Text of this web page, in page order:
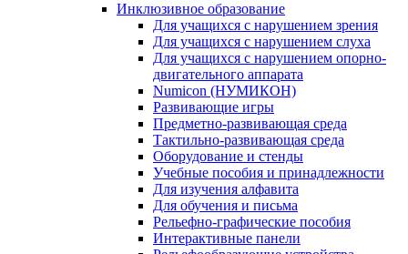
Инклюзивное образование
Для учащихся с нарушением зрения
Для учащихся с нарушением слуха
Для учащихся с нарушением опорно-
двигательного аппарата
Numicon (НУМИКОН)
Развивающие игры
Предметно-развивающая среда
Тактильно-развивающая среда
Оборудование и стенды
Учебные пособия и принадлежности
Для изучения алфавита
Для обучения и письма
Рельефно-графические пособия
Интерактивные панели